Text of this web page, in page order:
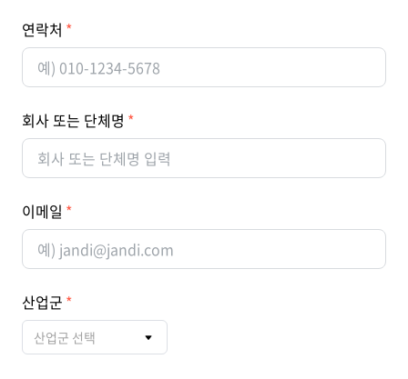
연락처
회사 또는 단체명
이메일
산업군
산업군 선택